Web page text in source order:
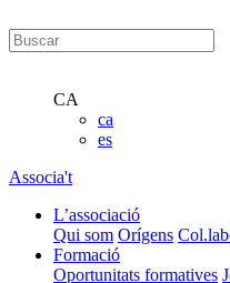
CA
ca
es
Associa't
L’associació
Qui som Orígens
Formació
Oportunitats formatives